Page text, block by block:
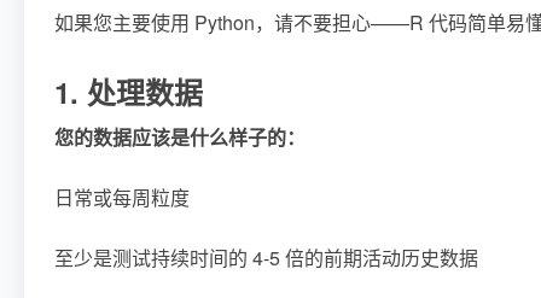
如果您主要使用 Python，请不要担心——R 代码简单易
1. 处理数据
您的数据应该是什么样子的：
日常或每周粒度
至少是测试持续时间的 4-5 倍的前期活动历史数据